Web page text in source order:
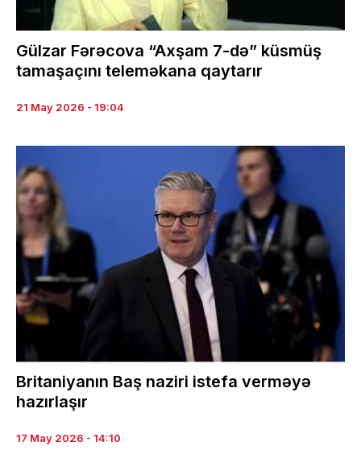
Gülzar Fərəcova “Axşam 7-də” küsmüş
tamaşaçını teleməkana qaytarır
21 May 2026 - 19:04
Britaniyanın Baş naziri istefa verməyə
hazırlaşır
17 May 2026 - 14:10